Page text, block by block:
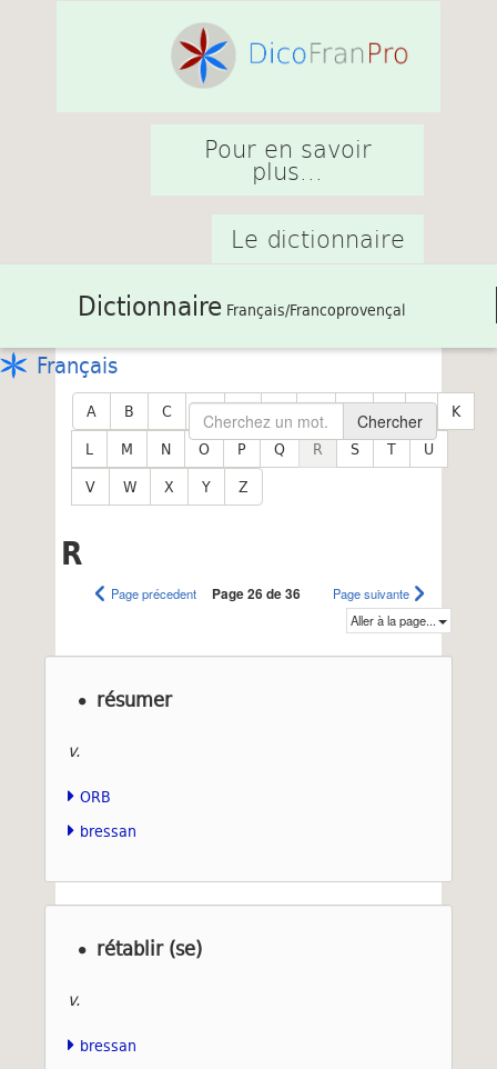
Pour en savoir
plus...
Le dictionnaire
Dictionnaire Français/Francoprovençal
Français
Chercher
A B C D E F G H I J
K
L
M N O P Q R S T
U
V
W X Y Z
R
Page précedent Page 26 de 36
Page suivante
Aller à la page...
résumer
v.
ORB
bressan
rétablir (se)
v.
bressan